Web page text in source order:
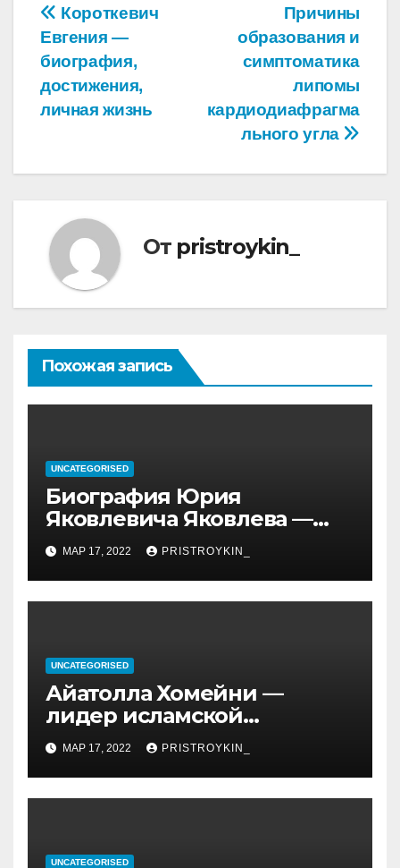
Навигация
по
записям
Причины
образования и
симптоматика
липомы
кардиодиафрагма
льного угла
Короткевич
Евгения —
биография,
достижения,
личная жизнь
От pristroykin_
Похожая запись
UNCATEGORISED
Биография Юрия
Яковлевича Яковлева —
история его личной и
профессиональной жизни
МАР 17, 2022 PRISTROYKIN_
UNCATEGORISED
Айатолла Хомейни —
лидер исламской
революции, его биография
и идеология, роль в
иранской политике и
последствия его
МАР 17, 2022 PRISTROYKIN_
UNCATEGORISED